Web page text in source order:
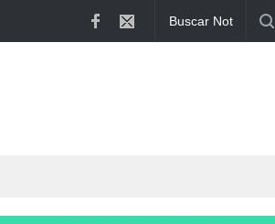
Madrugada termina com homicídio a tiros...